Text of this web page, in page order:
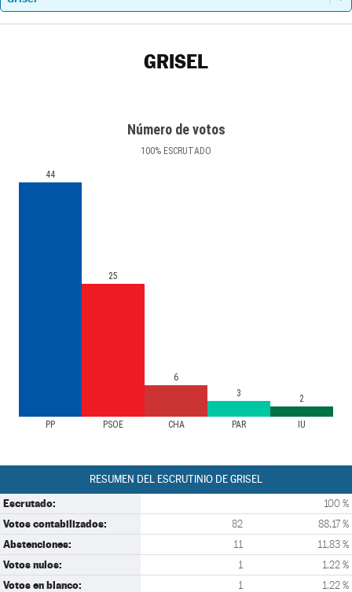
GRISEL
Número de votos
100% ESCRUTADO
PP PSOE CHA PAR IU
44
25
6
3
2
RESUMEN DEL ESCRUTINIO DE GRISEL
Escrutado: 100 %
Votos contabilizados: 82 88,17 %
Abstenciones: 11 11,83 %
Votos nulos: 1 1,22 %
Votos en blanco: 1 1,22 %